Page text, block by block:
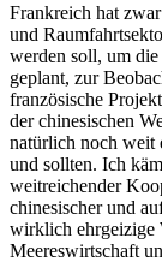
Frankreich hat
und
werden soll, um
geplant, zur
französische
der chinesischen
natürlich noch weit
und sollten. Ich
weitreichender
chinesischer und
wirklich ehrgeizige
Meereswirtschaft